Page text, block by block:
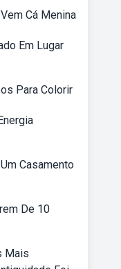
Cá Menina
Em Lugar
Para Colorir
Casamento
De 10
Mais